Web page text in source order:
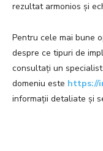
rezultat armonios și
Pentru cele mai bune
despre ce tipuri de
consultați un
domeniu este https://
informații detaliate și